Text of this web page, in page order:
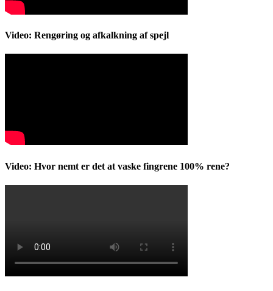
Video: Rengøring og afkalkning af spejl
Video: Hvor nemt er det at vaske fingrene 100% rene?